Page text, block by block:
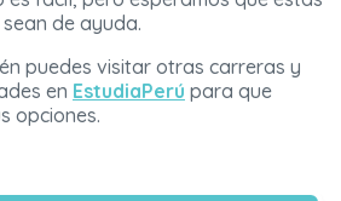
de ayuda.
puedes visitar otras carreras y
en EstudiaPerú para que
opciones.